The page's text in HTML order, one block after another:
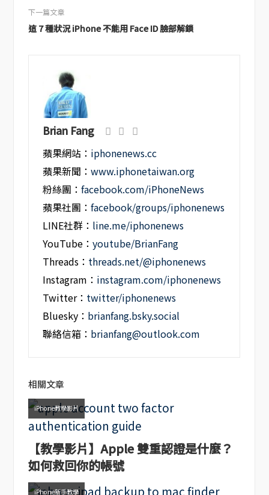
下一篇文章
這 7 種狀況 iPhone 不能用 Face ID 臉部解鎖
Brian Fang
蘋果網站： iphonenews.cc
蘋果新聞：www.iphonetaiwan.org
粉絲團：facebook.com/iPhoneNews
蘋果社團：facebook/groups/iphonenews
LINE社群： line.me/iphonenews
YouTube：youtube/BrianFang
Threads： threads.net/@iphonenews
Instagram： instagram.com/iphonenews
Twitter： twitter/iphonenews
Bluesky： brianfang.bsky.social
聯絡信箱： brianfang@outlook.com
相關文章
iPhone教學影片
【教學影片】Apple 雙重認證是什麼？
如何救回你的帳號
iPhone新手教學